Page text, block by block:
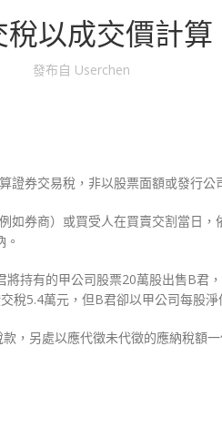
稅以成交價計算
發布自 Userchen
券交易稅，非以股票面額或發行公
如券商）或買受人在買賣交割當日
持有的甲公司股票20萬股出售B君
稅5.4萬元，但B君卻以甲公司每股
，另處以應代徵未代徵的應納稅額一